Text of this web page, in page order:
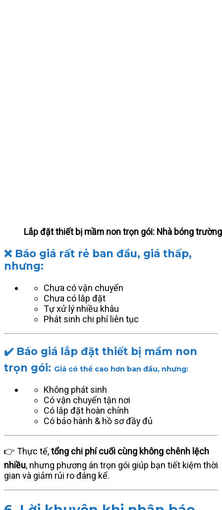
Lắp đặt thiết bị mầm non trọn gói: Nhà bóng
❌ Báo giá rất rẻ ban đầu, giá thấp,
nhưng:
Chưa có vận chuyển
Chưa có lắp đặt
Tự xử lý nhiều khâu
Phát sinh chi phí liên tục
✔️ Báo giá lắp đặt thiết bị mầm non
trọn gói: Giá có thể cao hơn ban đầu, nhưng:
Không phát sinh
Có vận chuyển tận nơi
Có lắp đặt hoàn chỉnh
Có bảo hành & hồ sơ đầy đủ
👉 Thực tế,tổng chi phí cuối cùng không chênh lệch
nhiều, nhưng phương án trọn gói giúp bạn tiết kiệm thời
gian và giảm rủi ro đáng kể.